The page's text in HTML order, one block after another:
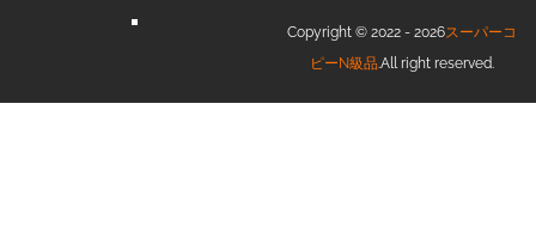
Copyright © 2022 - 2026スーパーコ
ピーN級品 .All right reserved.